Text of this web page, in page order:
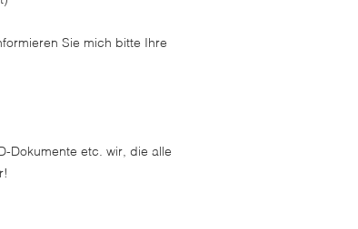
Sie mich bitte Ihre
Dokumente etc. wir, die alle